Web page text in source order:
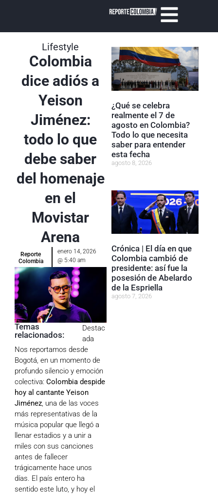
Lifestyle
Colombia
dice adiós a
Yeison
Jiménez:
todo lo que
debe saber
del homenaje
en el
Movistar
Arena
Reporte
Colombia
enero 14, 2026
@ 5:40 am
Temas
relacionados:
Destac
ada
Nos reportamos desde
Bogotá, en un momento de
profundo silencio y emoción
colectiva: Colombia despide
hoy al cantante Yeison
Jiménez, una de las voces
más representativas de la
música popular que llegó a
llenar estadios y a unir a
miles con sus canciones
antes de fallecer
trágicamente hace unos
días. El país entero ha
sentido este luto, y hoy el
¿Qué se celebra
realmente el 7 de
agosto en Colombia?
Todo lo que necesita
saber para entender
esta fecha
agosto 8, 2026
Crónica | El día en que
Colombia cambió de
presidente: así fue la
posesión de Abelardo
de la Espriella
agosto 7, 2026